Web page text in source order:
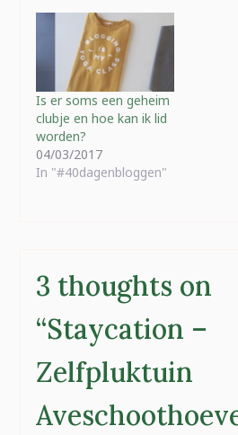
Is er soms een geheim
clubje en hoe kan ik lid
worden?
04/03/2017
In "#40dagenbloggen"
3 thoughts on
“Staycation –
Zelfpluktuin